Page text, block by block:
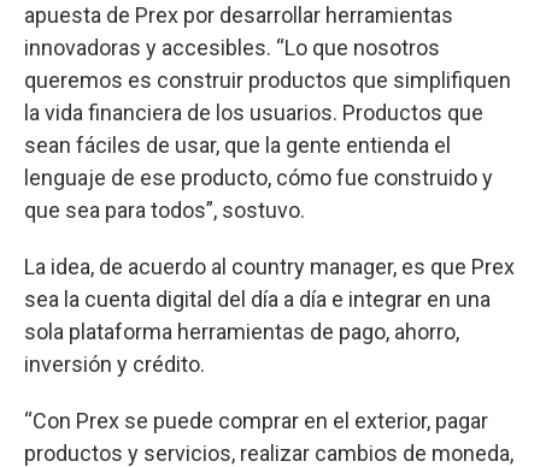
apuesta de Prex por desarrollar herramientas
innovadoras y accesibles. “Lo que nosotros
queremos es construir productos que simplifiquen
la vida financiera de los usuarios. Productos que
sean fáciles de usar, que la gente entienda el
lenguaje de ese producto, cómo fue construido y
que sea para todos”, sostuvo.
La idea, de acuerdo al country manager, es que Prex
sea la cuenta digital del día a día e integrar en una
sola plataforma herramientas de pago, ahorro,
inversión y crédito.
“Con Prex se puede comprar en el exterior, pagar
productos y servicios, realizar cambios de moneda,